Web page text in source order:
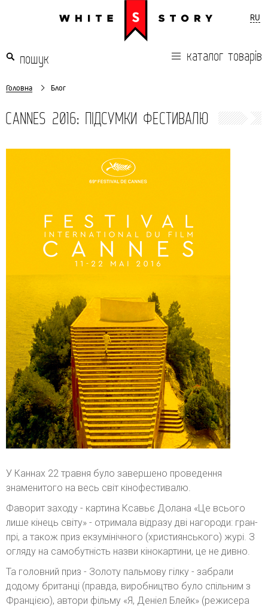
RU
каталог товарів
Головна Блог
CANNES 2016: ПІДСУМКИ ФЕСТИВАЛЮ
У Каннах 22 травня було завершено проведення
знаменитого на весь світ кінофестивалю.
Фаворит заходу - картина Ксавьє Долана «Це всього
лише кінець світу» - отримала відразу дві нагороди: гран-
прі, а також приз екзумінічного (християнського) журі. З
огляду на самобутність назви кінокартини, це не дивно.
Та головний приз - Золоту пальмову гілку - забрали
додому британці (правда, виробництво було спільним з
Францією), автори фільму «Я, Деніел Блейк» (режисера